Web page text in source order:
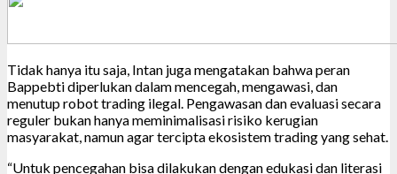
Tidak hanya itu saja, Intan juga mengatakan bahwa peran
Bappebti diperlukan dalam mencegah, mengawasi, dan
menutup robot trading ilegal. Pengawasan dan evaluasi secara
reguler bukan hanya meminimalisasi risiko kerugian
masyarakat, namun agar tercipta ekosistem trading yang sehat.
“Untuk pencegahan bisa dilakukan dengan edukasi dan literasi